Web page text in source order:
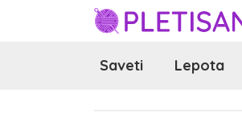
Saveti Lepota